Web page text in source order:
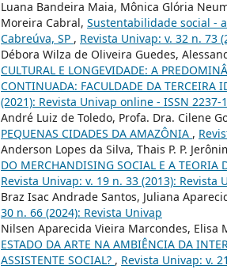
Luana Bandeira Maia, Mônica Glória
Moreira Cabral, Sustentabilidade social -
Cabreúva, SP , Revista Univap: v. 32 n. 73
Débora Wilza de Oliveira Guedes,
CULTURAL E LONGEVIDADE: A
CONTINUADA: FACULDADE DA TERCEIRA
(2021): Revista Univap online - ISSN 2237-
André Luiz de Toledo, Profa. Dra. Cilene
PEQUENAS CIDADES DA AMAZÔNIA ,
Anderson Lopes da Silva, Thais P. P.
DO MERCHANDISING SOCIAL E A TEORIA
Revista Univap: v. 19 n. 33 (2013): Revista
Braz Isac Andrade Santos, Juliana
30 n. 66 (2024): Revista Univap
Nilsen Aparecida Vieira Marcondes,
ESTADO DA ARTE NA AMBIÊNCIA DA
ASSISTENTE SOCIAL? , Revista Univap: v.